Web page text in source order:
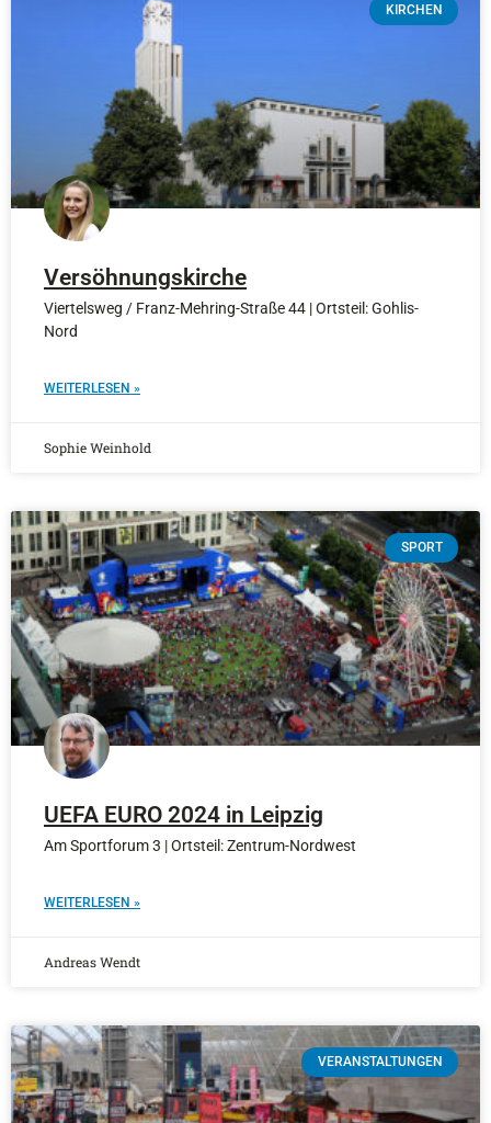
KIRCHEN
Versöhnungskirche
Viertelsweg / Franz-Mehring-Straße 44 | Ortsteil: Gohlis-
Nord
WEITERLESEN »
Sophie Weinhold
SPORT
UEFA EURO 2024 in Leipzig
Am Sportforum 3 | Ortsteil: Zentrum-Nordwest
WEITERLESEN »
Andreas Wendt
VERANSTALTUNGEN